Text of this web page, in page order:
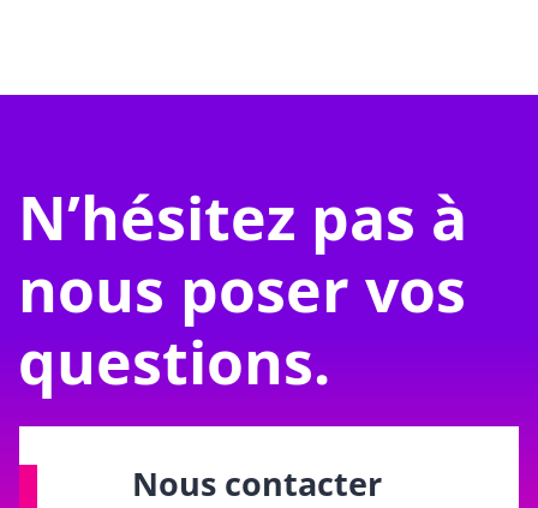
N’hésitez pas à
nous poser vos
questions.
Nous contacter